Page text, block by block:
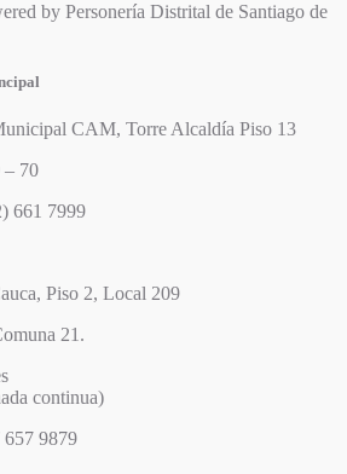
by Personería Distrital de Santiago de
CAM, Torre Alcaldía Piso 13
– 70
661 7999
Piso 2, Local 209
21.
continua)
9879